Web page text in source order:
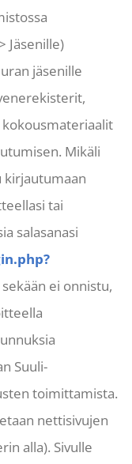
Jäsenille)
jäsenille
Mikäli
kirjautumaan
tai
salasanasi
ei onnistu,
Suuli-
toimittamista.
nettisivujen
alla). Sivulle